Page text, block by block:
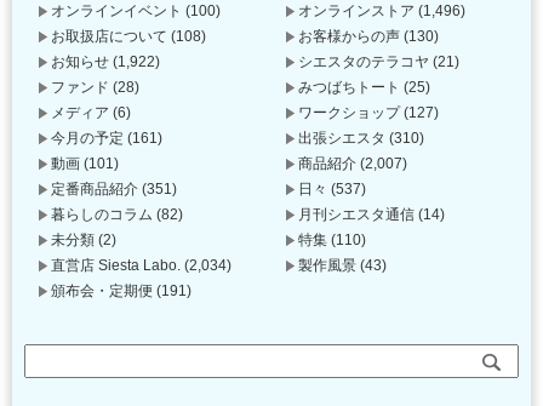
オンラインイベント (100) オンラインストア (1,496)
お取扱店について (108) お客様からの声 (130)
お知らせ (1,922) シエスタのテラコヤ (21)
ファンド (28) みつばちトート (25)
メディア (6) ワークショップ(127)
今月の予定 (161) 出張シエスタ (310)
動画 (101) 商品紹介 (2,007)
定番商品紹介 (351) 日々 (537)
暮らしのコラム (82) 月刊シエスタ通信 (14)
未分類 (2) 特集 (110)
直営店 Siesta Labo. (2,034) 製作風景 (43)
頒布会・定期便 (191)